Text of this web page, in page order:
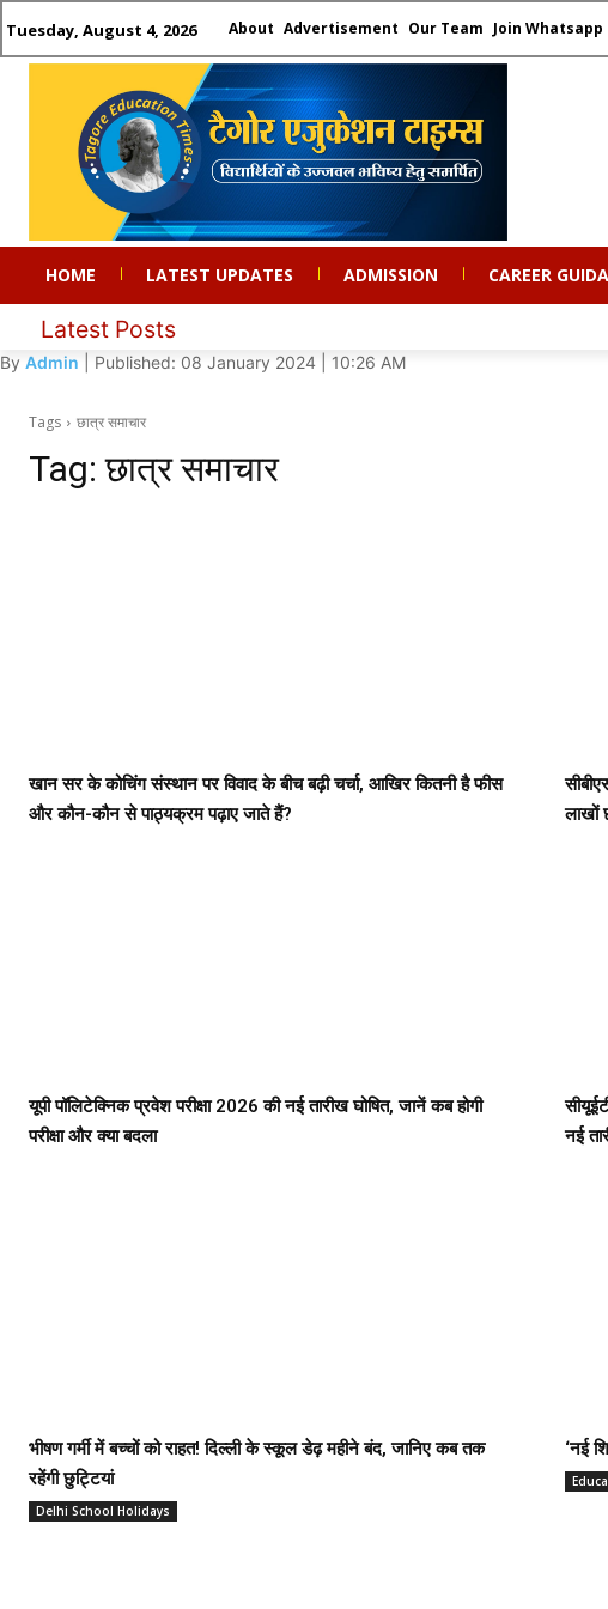
Tuesday, August 4, 2026 About Advertisement Our Team Join Whatsapp
HOME LATEST UPDATES ADMISSION CAREER
Latest Posts
By Admin | Published: 08 January 2024 | 10:26 AM
Tags छात्र समाचार
Tag:छात्र समाचार
खान सर के कोचिंग संस्थान पर विवाद के बीच बढ़ी चर्चा, आखिर कितनी है फीस
और कौन-कौन से पाठ्यक्रम पढ़ाए जाते हैं?
लाखों
यूपी पॉलिटेक्निक प्रवेश परीक्षा 2026 की नई तारीख घोषित, जानें कब होगी
परीक्षा और क्या बदला
नई
भीषण गर्मी में बच्चों को राहत! दिल्ली के स्कूल डेढ़ महीने बंद, जानिए कब तक
रहेंगी छुट्टियां
Delhi School Holidays
‘नई